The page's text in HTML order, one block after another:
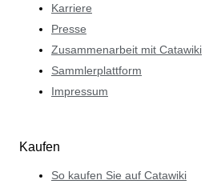
Karriere
Presse
Zusammenarbeit mit Catawiki
Sammlerplattform
Impressum
Kaufen
So kaufen Sie auf Catawiki